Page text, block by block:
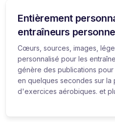
Entièrement
entraîneurs
Cœurs, sources, images,
personnalisé pour les
génère des publications
en quelques secondes sur la
d'exercices aérobiques. et